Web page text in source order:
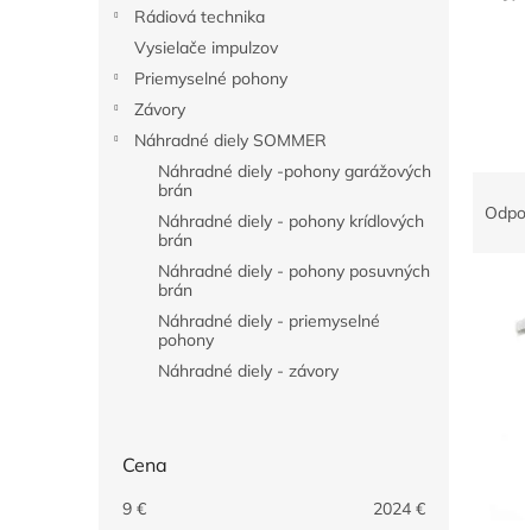
Rádiová technika
Vysielače impulzov
Priemyselné pohony
Závory
Náhradné diely SOMMER
Náhradné diely -pohony garážových
brán
Náhradné diely - pohony krídlových
brán
Náhradné diely - pohony posuvných
brán
Náhradné diely - priemyselné
pohony
Náhradné diely - závory
Cena
9 € 2024 €